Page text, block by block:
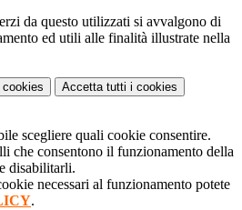
da questo utilizzati si avvalgono di
ed utili alle finalità illustrate nella
cookies Accetta tutti i cookies
scegliere quali cookie consentire.
che consentono il funzionamento della
disabilitarli.
necessari al funzionamento potete
.